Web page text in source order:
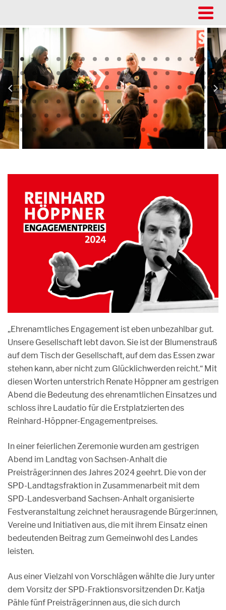
„Ehrenamtliches Engagement ist eben unbezahlbar gut.
Unsere Gesellschaft lebt davon. Sie ist der Blumenstrauß
auf dem Tisch der Gesellschaft, auf dem das Essen zwar
stehen kann, aber nicht zum Glücklichwerden reicht.“ Mit
diesen Worten unterstrich Renate Höppner am gestrigen
Abend die Bedeutung des ehrenamtlichen Einsatzes und
schloss ihre Laudatio für die Erstplatzierten des
Reinhard-Höppner-Engagementpreises.
In einer feierlichen Zeremonie wurden am gestrigen
Abend im Landtag von Sachsen-Anhalt die
Preisträger:innen des Jahres 2024 geehrt. Die von der
SPD-Landtagsfraktion in Zusammenarbeit mit dem
SPD-Landesverband Sachsen-Anhalt organisierte
Festveranstaltung zeichnet herausragende Bürger:innen,
Vereine und Initiativen aus, die mit ihrem Einsatz einen
bedeutenden Beitrag zum Gemeinwohl des Landes
leisten.
Aus einer Vielzahl von Vorschlägen wählte die Jury unter
dem Vorsitz der SPD-Fraktionsvorsitzenden Dr. Katja
Pähle fünf Preisträger:innen aus, die sich durch